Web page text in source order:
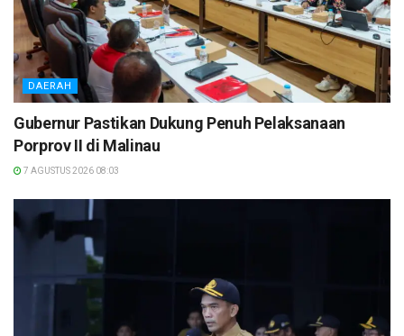
DAERAH
Gubernur Pastikan Dukung Penuh Pelaksanaan
Porprov II di Malinau
7 AGUSTUS 2026 08:03